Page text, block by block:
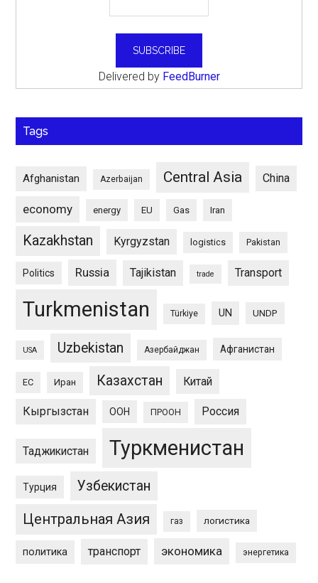
Delivered by FeedBurner
Tags
Afghanistan Azerbaijan Central Asia China
economy energy EU Gas Iran
Kazakhstan Kyrgyzstan logistics Pakistan
Politics Russia Tajikistan trade Transport
Turkmenistan Türkiye UN UNDP
USA Uzbekistan Азербайджан Афганистан
ЕС Иран Казахстан Китай
Кыргызстан ООН ПРООН Россия
Таджикистан Туркменистан
Турция Узбекистан
Центральная Азия газ логистика
политика транспорт экономика энергетика